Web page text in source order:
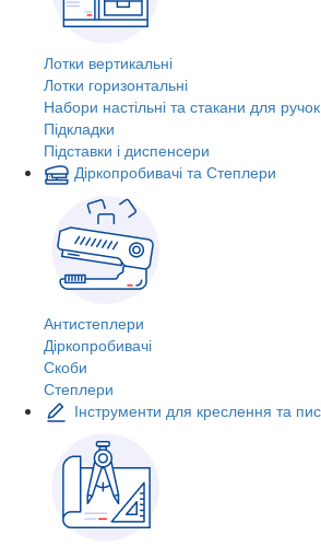
Лотки вертикальні
Лотки горизонтальні
Набори настільні та стакани для ручок
Підкладки
Підставки і диспенсери
Діркопробивачі та Степлери
Антистеплери
Діркопробивачі
Скоби
Степлери
Інструменти для креслення та